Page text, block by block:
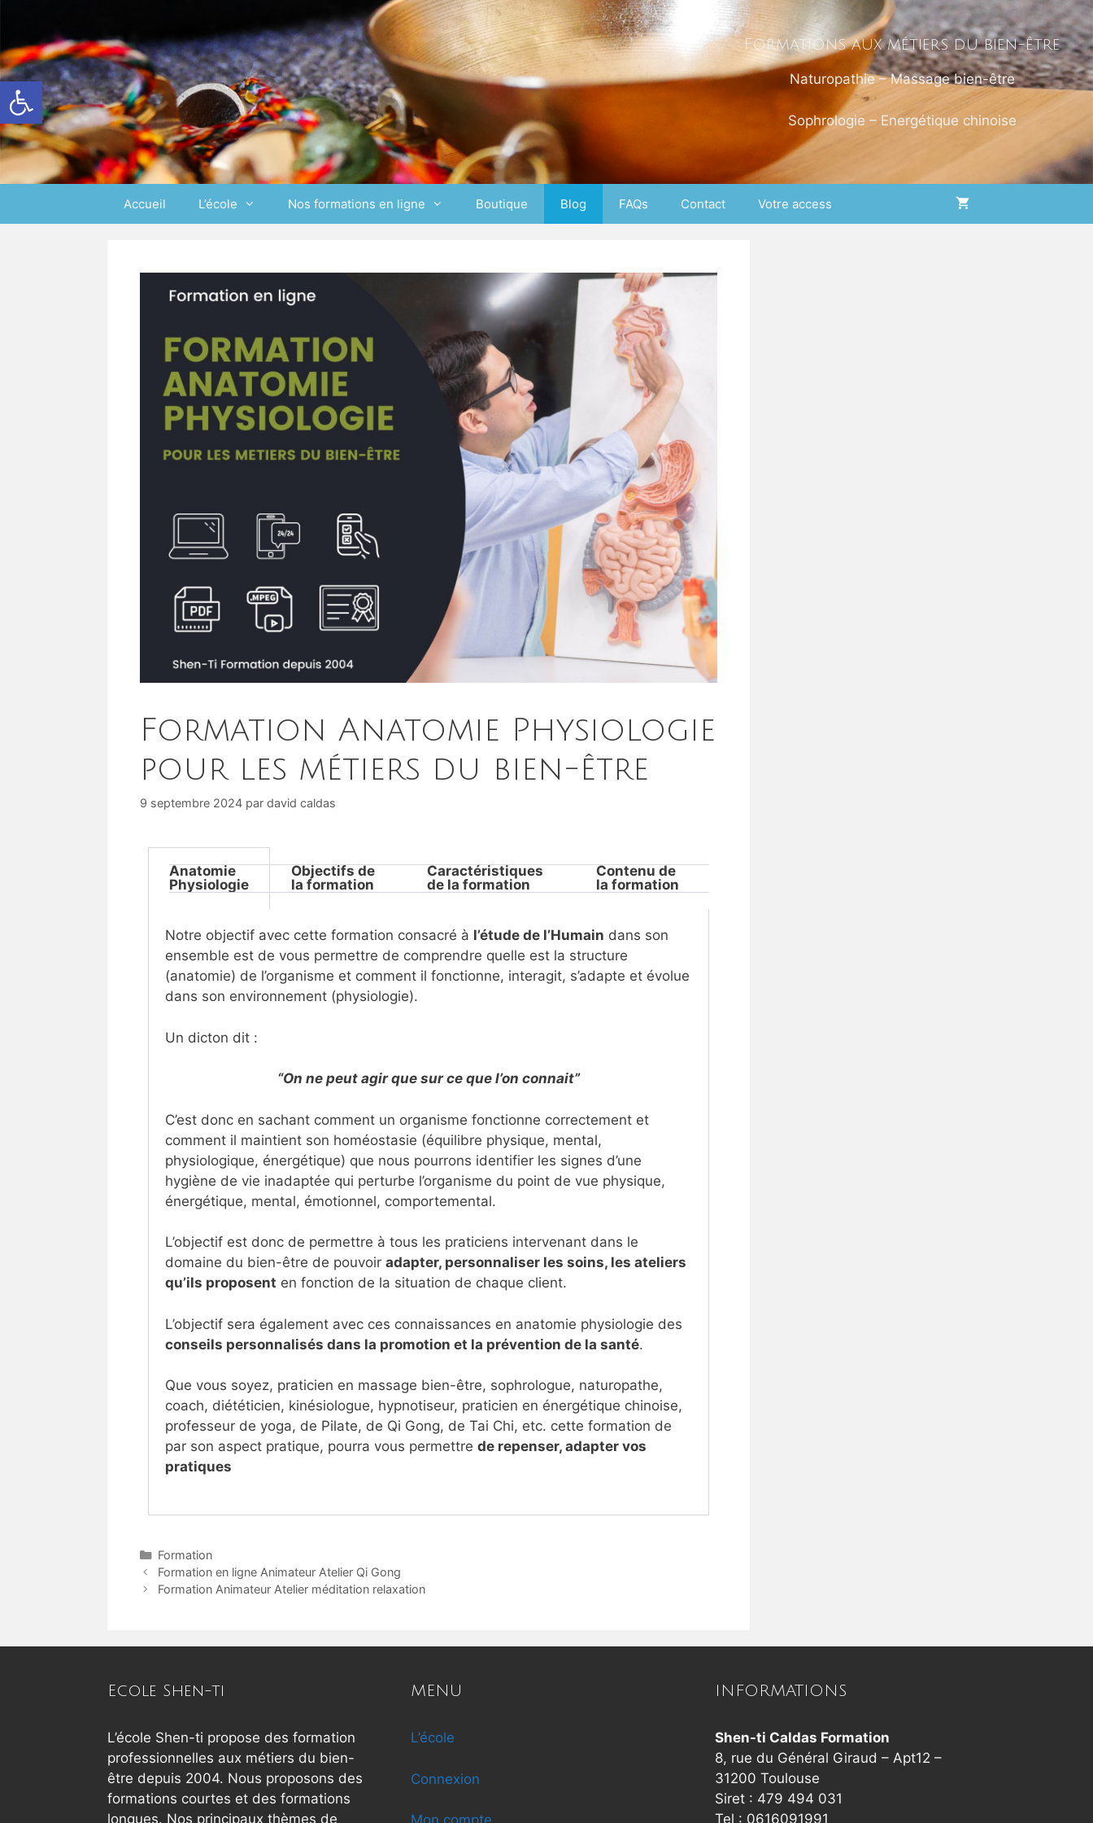
Ouvrir la barre d’outils
Formations aux métiers du bien-être
Naturopathie – Massage bien-être
Sophrologie – Energétique chinoise
Accueil L’école Nos formations en ligne Boutique Blog FAQs Contact Votre access
Formation Anatomie Physiologie
pour les métiers du bien-être
9 septembre 2024 par david caldas
Anatomie
Physiologie
Objectifs de
la formation
Caractéristiques
de la formation
Contenu de
la formation
Notre objectif avec cette formation consacré à l’étude de l’Humain dans son
ensemble est de vous permettre de comprendre quelle est la structure
(anatomie) de l’organisme et comment il fonctionne, interagit, s’adapte et évolue
dans son environnement (physiologie).
Un dicton dit :
“On ne peut agir que sur ce que l’on connait”
C’est donc en sachant comment un organisme fonctionne correctement et
comment il maintient son homéostasie (équilibre physique, mental,
physiologique, énergétique) que nous pourrons identifier les signes d’une
hygiène de vie inadaptée qui perturbe l’organisme du point de vue physique,
énergétique, mental, émotionnel, comportemental.
L’objectif est donc de permettre à tous les praticiens intervenant dans le
domaine du bien-être de pouvoir adapter, personnaliser les soins, les ateliers
qu’ils proposent en fonction de la situation de chaque client.
L’objectif sera également avec ces connaissances en anatomie physiologie des
conseils personnalisés dans la promotion et la prévention de la santé.
Que vous soyez, praticien en massage bien-être, sophrologue, naturopathe,
coach, diététicien, kinésiologue, hypnotiseur, praticien en énergétique chinoise,
professeur de yoga, de Pilate, de Qi Gong, de Tai Chi, etc. cette formation de
par son aspect pratique, pourra vous permettre de repenser, adapter vos
pratiques
Formation
Formation en ligne Animateur Atelier Qi Gong
Formation Animateur Atelier méditation relaxation
Ecole Shen-ti
L’école Shen-ti propose des formation
professionnelles aux métiers du bien-
être depuis 2004. Nous proposons des
formations courtes et des formations
longues. Nos principaux thèmes de
MENU
L’école
Connexion
INFORMATIONS
Shen-ti Caldas Formation
8, rue du Général Giraud – Apt12 –
31200 Toulouse
Siret : 479 494 031
Tel : 0616091991